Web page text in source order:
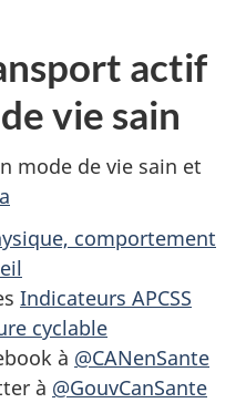
actif
vie sain
mode de vie sain et
comportement
Indicateurs APCSS
cyclable
à @CANenSante
à @GouvCanSante